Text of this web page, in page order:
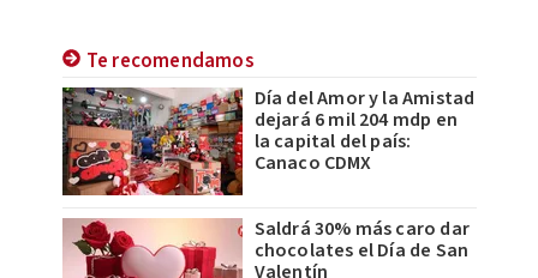
Te recomendamos
Día del Amor y la Amistad
dejará 6 mil 204 mdp en
la capital del país:
Canaco CDMX
Saldrá 30% más caro dar
chocolates el Día de San
Valentín